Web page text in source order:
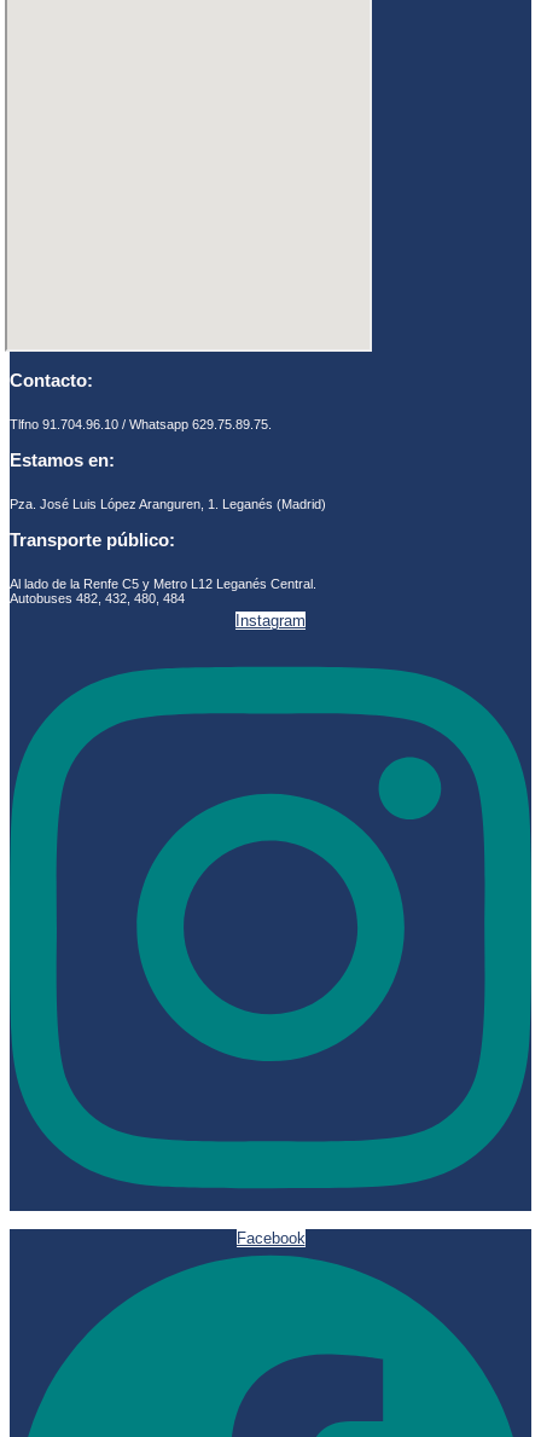
Contacto:
Tlfno 91.704.96.10 / Whatsapp 629.75.89.75.
Estamos en:
Pza. José Luis López Aranguren, 1. Leganés (Madrid)
Transporte público:
Al lado de la Renfe C5 y Metro L12 Leganés Central.
Autobuses 482, 432, 480, 484
Instagram
Facebook